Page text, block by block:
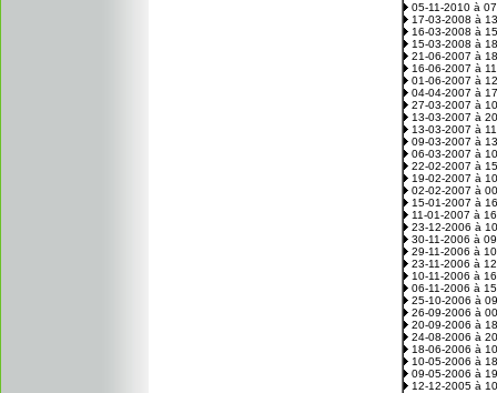
05-11-2010 à
17-03-2008 à
16-03-2008 à
15-03-2008 à
21-06-2007 à
16-06-2007 à
01-06-2007 à
04-04-2007 à
27-03-2007 à
13-03-2007 à
13-03-2007 à
09-03-2007 à
06-03-2007 à
22-02-2007 à
19-02-2007 à
02-02-2007 à
15-01-2007 à
11-01-2007 à
23-12-2006 à
30-11-2006 à
29-11-2006 à
23-11-2006 à
10-11-2006 à
06-11-2006 à
25-10-2006 à
26-09-2006 à
20-09-2006 à
24-08-2006 à
18-06-2006 à
10-05-2006 à
09-05-2006 à
12-12-2005 à